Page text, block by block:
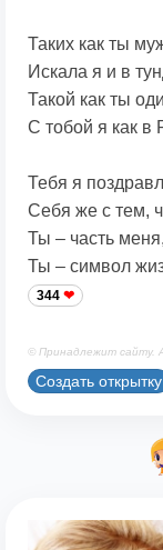
Таких как ты
Искала я и в
Такой как ты
С тобой я как в
Тебя я
Себя же с тем,
Ты – часть
Ты – символ
344
© Принадлежит сайту.
Создать открытку